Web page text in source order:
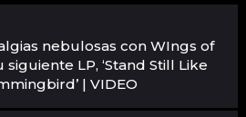
nebulosas con WIngs of
LP, ‘Stand Still Like
| VIDEO